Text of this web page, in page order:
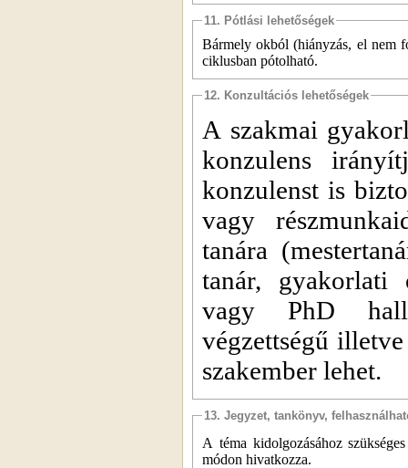
11. Pótlási lehetőségek
Bármely okból (hiányzás, el nem
ciklusban pótolható.
12. Konzultációs lehetőségek
A szakmai
konzulens
konzulenst is
vagy
tanára
tanár, gyakorlati
vagy PhD
végzettségű
szakember lehet.
13. Jegyzet, tankönyv,
A téma kidolgozásához
módon hivatkozza.